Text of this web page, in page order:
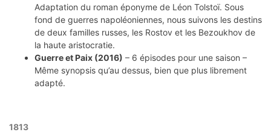
Adaptation du roman éponyme de Léon Tolstoï. Sous
fond de guerres napoléoniennes, nous suivons les destins
de deux familles russes, les Rostov et les Bezoukhov de
la haute aristocratie.
Guerre et Paix (2016) – 6 épisodes pour une saison –
Même synopsis qu’au dessus, bien que plus librement
adapté.
1813